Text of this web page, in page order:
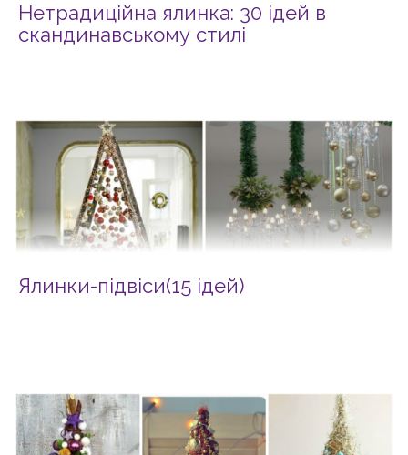
Нетрадиційна ялинка: 30 ідей в
скандинавському стилі
Ялинки-підвіси(15 ідей)